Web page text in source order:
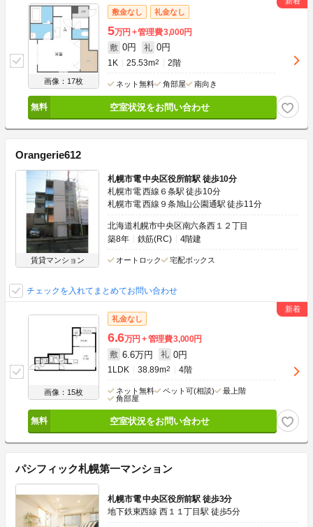
画像：17枚
敷金なし 礼金なし
5万円 管理費3,000円
敷 0円 礼 0円
1K 25.53m2 2階
ネット無料 角部屋 南向き
空室状況をお問い合わせ
Orangerie612
賃貸マンション
札幌市電 中央区役所前駅 徒歩10分
札幌市電 西線６条駅 徒歩10分
札幌市電 西線９条旭山公園通駅 徒歩11分
北海道札幌市中央区南六条西１２丁目
築8年
鉄筋(RC) 4階建
オートロック 宅配ボックス
チェックを入れてまとめてお問い合わせ
画像：15枚
礼金なし
6.6万円 管理費3,000円
敷 6.6万円 礼 0円
1LDK 38.89m2 4階
ネット無料 ペット可(相談)
最上階
角部屋
空室状況をお問い合わせ
パシフィック札幌第一マンション
札幌市電 中央区役所前駅 徒歩3分
地下鉄東西線 西１１丁目駅 徒歩5分